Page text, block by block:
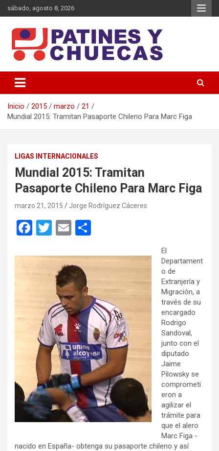
Saltar
al
sábado, agosto 8, 2026
Patines y Chuecas
Inicio 2015 marzo
21
Mundial 2015: Tramitan Pasaporte Chileno Para Marc Figa
LIGAS INTERNACIONALES
Mundial 2015: Tramitan
Pasaporte Chileno Para Marc Figa
marzo 21, 2015 Jorge Rodríguez Cáceres
F
ce
T
tt
er
E
ail m
ar
tir
El
Departament
o de
Extranjería y
Migración, a
través de su
encargado
Rodrigo
Sandoval,
junto con el
diputado
Jaime
Pilowsky se
comprometi
eron a
agilizar el
trámite para
que el alero
Marc Figa -
nacido en España- obtenga su pasaporte chileno y así